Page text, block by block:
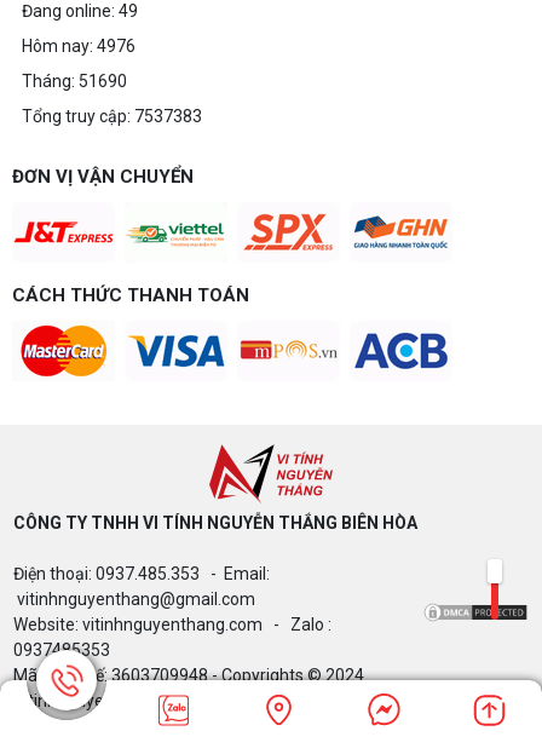
Đang online: 49
Hôm nay: 4976
Tháng: 51690
Tổng truy cập: 7537383
ĐƠN VỊ VẬN CHUYỂN
CÁCH THỨC THANH TOÁN
CÔNG TY TNHH VI TÍNH NGUYỄN THẮNG BIÊN HÒA​
Điện thoại: 0937.485.353 - Email:
vitinhnguyenthang@gmail.com
Website: vitinhnguyenthang.com - Zalo :
0937485353
Mã Số Thuế: 3603709948 - Copyrights © 2024
Vitinhnguyenthang.com. All Rights Reserved